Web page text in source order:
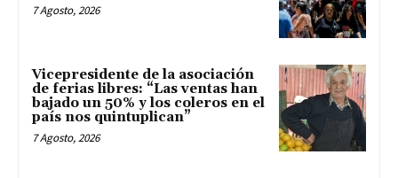
7 Agosto, 2026
Vicepresidente de la asociación
de ferias libres: “Las ventas han
bajado un 50% y los coleros en el
país nos quintuplican”
7 Agosto, 2026